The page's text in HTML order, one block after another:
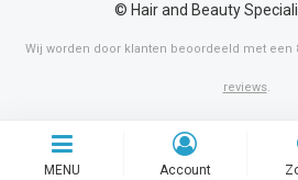
MENU Account
© Hair and Beauty
Wij worden door klanten beoordeeld met een
reviews.